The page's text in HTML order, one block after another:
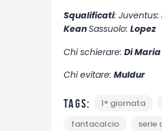
Squalificati: Juventus:
KeanSassuolo: Lopez
Chi schierare: Di Maria
Chi evitare: Muldur
Tags: 1° giornata
fantacalcio
serie